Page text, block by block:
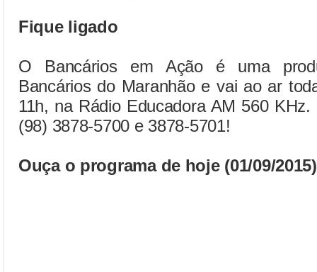
Fique ligado
O Bancários em Ação é uma
Bancários do Maranhão e vai ao ar
11h, na Rádio Educadora AM 560
(98) 3878-5700 e 3878-5701!
Ouça o programa de hoje (01/09/